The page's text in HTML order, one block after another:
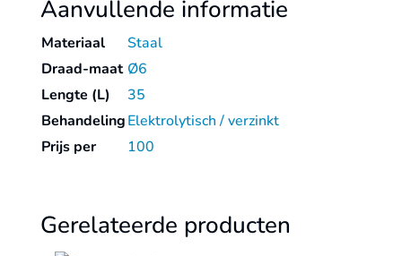
Aanvullende informatie
Materiaal
Staal
Draad-maat Ø6
Lengte (L)
35
BehandelingElektrolytisch / verzinkt
Prijs per
100
Gerelateerde producten